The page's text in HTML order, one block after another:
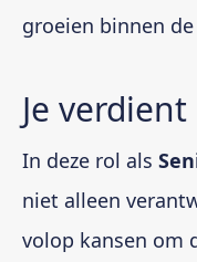
groeien binnen
Je
In deze rol als
niet alleen
volop kansen om